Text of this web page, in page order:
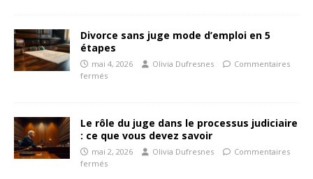
Divorce sans juge mode d’emploi en 5
étapes
mai 4, 2026 Olivia Dufresnes
Commentaires
fermés
Le rôle du juge dans le processus judiciaire
: ce que vous devez savoir
mai 2, 2026 Olivia Dufresnes
Commentaires
fermés